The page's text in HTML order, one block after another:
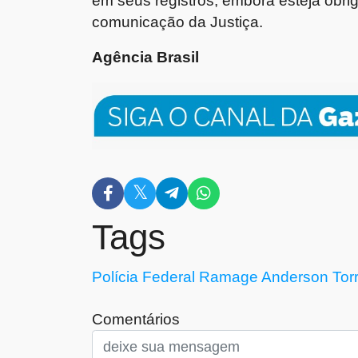
comunicação da Justiça.
Agência Brasil
Tags
Polícia Federal Ramage Anderson
Comentários